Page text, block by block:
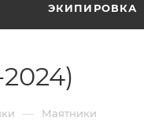
ЭКИПИРОВКА
— Маятники